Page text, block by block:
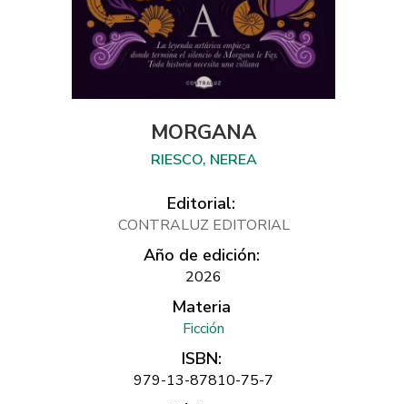
MORGANA
RIESCO, NEREA
Editorial:
CONTRALUZ EDITORIAL
Año de edición:
2026
Materia
Ficción
ISBN:
979-13-87810-75-7